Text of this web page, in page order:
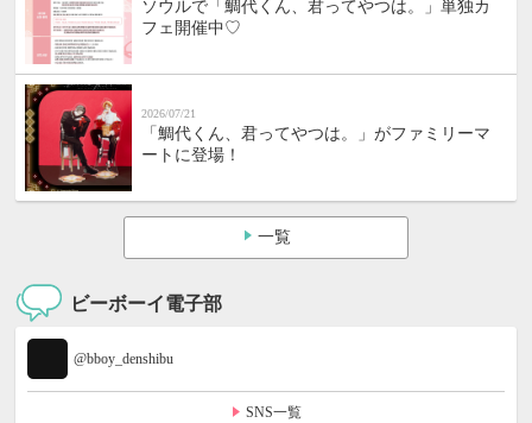
ソウルで「鯛代くん、君ってやつは。」単独カ
フェ開催中♡
2026/07/21
「鯛代くん、君ってやつは。」がファミリーマ
ートに登場！
一覧
ビーボーイ電子部
@bboy_denshibu
SNS一覧